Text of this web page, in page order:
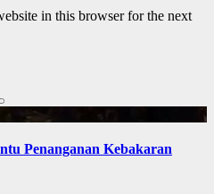
in this browser for the next
Penanganan Kebakaran